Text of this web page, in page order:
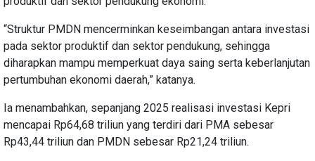
“Struktur PMDN mencerminkan keseimbangan antara investasi
pada sektor produktif dan sektor pendukung, sehingga
diharapkan mampu memperkuat daya saing serta keberlanjutan
pertumbuhan ekonomi daerah,” katanya.
Ia menambahkan, sepanjang 2025 realisasi investasi Kepri
mencapai Rp64,68 triliun yang terdiri dari PMA sebesar
Rp43,44 triliun dan PMDN sebesar Rp21,24 triliun.